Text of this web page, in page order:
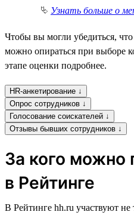
⮱ Узнать больше о
Чтобы вы могли убедиться,
можно опираться при выборе
этапе оценки подробнее.
HR-анкетирование ↓
Опрос сотрудников ↓
Голосование соискателей ↓
Отзывы бывших сотрудников ↓
За кого можно
в Рейтинге
В Рейтинге hh.ru участвуют не